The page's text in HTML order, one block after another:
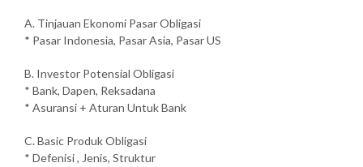
A. Tinjauan Ekonomi Pasar Obligasi
* Pasar Indonesia, Pasar Asia, Pasar US
B. Investor Potensial Obligasi
* Bank, Dapen, Reksadana
* Asuransi + Aturan Untuk Bank
C. Basic Produk Obligasi
* Defenisi , Jenis, Struktur